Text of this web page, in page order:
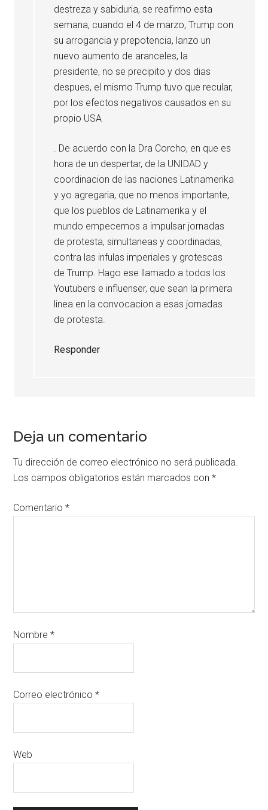
destreza y sabiduria, se reafirmo esta
semana, cuando el 4 de marzo, Trump con
su arrogancia y prepotencia, lanzo un
nuevo aumento de aranceles, la
presidente, no se precipito y dos dias
despues, el mismo Trump tuvo que recular,
por los efectos negativos causados en su
propio USA
. De acuerdo con la Dra Corcho, en que es
hora de un despertar, de la UNIDAD y
coordinacion de las naciones Latinamerika
y yo agregaria, que no menos importante,
que los pueblos de Latinamerika y el
mundo empecemos a impulsar jornadas
de protesta, simultaneas y coordinadas,
contra las infulas imperiales y grotescas
de Trump. Hago ese llamado a todos los
Youtubers e influenser, que sean la primera
linea en la convocacion a esas jornadas
de protesta.
Responder
Deja un comentario
Tu dirección de correo electrónico no será publicada.
Los campos obligatorios están marcados con*
Comentario*
Nombre*
Correo electrónico*
Web